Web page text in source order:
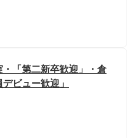
「第二新卒歓迎」・倉
ビュー歓迎」